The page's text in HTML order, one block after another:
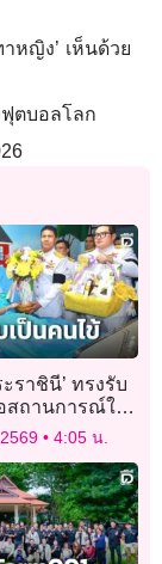
หญิง’ เห็นด้วย
ตบอลโลก
ราชินี’ ทรงรับ
สถานการณ์ใต้
นพระบรม
ห์
4:05 น.